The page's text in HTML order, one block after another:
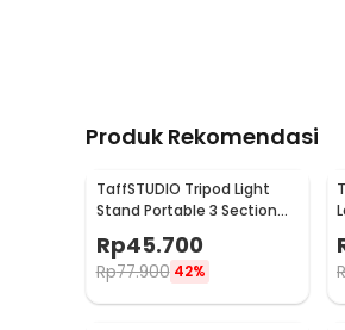
Produk Rekomendasi
TaffSTUDIO Tripod Light
Stand Portable 3 Section
Rp45.700
Rp77.900 42%